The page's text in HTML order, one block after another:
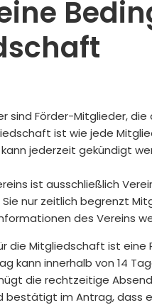
sind Förder-Mitglieder,
ist wie jede
jederzeit gekündigt
ist ausschließlich
nur zeitlich begrenzt
des Vereins
die Mitgliedschaft ist eine
kann innerhalb von 14
die rechtzeitige
bestätigt im Antrag, dass